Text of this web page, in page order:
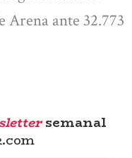
Arena ante 32.773
semanal